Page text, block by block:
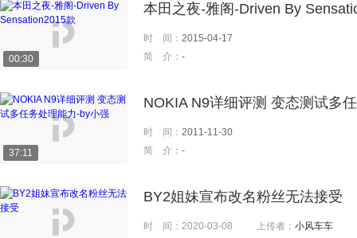
00:30
本田之夜-雅阁-Driven By
时 间： 2015-04-17
简 介： -
37:11
NOKIA N9详细评测 变态测试多
时 间： 2011-11-30
简 介： -
BY2姐妹宣布改名粉丝无法接受
时 间： 2020-03-08 上传者： 小风车车